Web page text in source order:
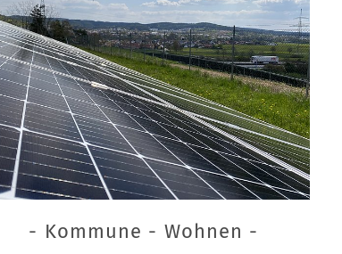
- Kommune - Wohnen -